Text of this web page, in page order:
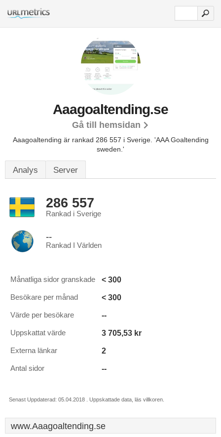
Aaagoaltending.se
Gå till hemsidan
Aaagoaltending är rankad 286 557 i Sverige. 'AAA Goaltending
sweden.'
Analys Server
286 557
Rankad i Sverige
--
Rankad I Världen
Månatliga sidor granskade < 300
Besökare per månad < 300
Värde per besökare --
Uppskattat värde 3 705,53 kr
Externa länkar 2
Antal sidor --
Senast Uppdaterad: 05.04.2018 . Uppskattade data, läs villkoren.
www.Aaagoaltending.se